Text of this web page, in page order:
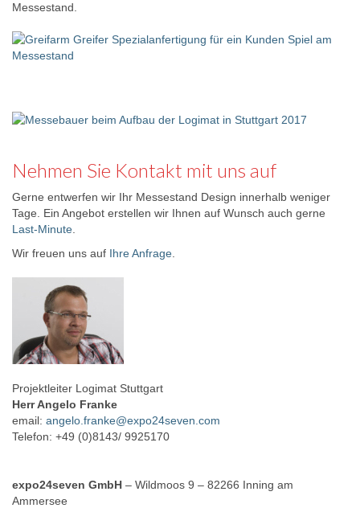
Messestand.
Nehmen Sie Kontakt mit uns auf
Gerne entwerfen wir Ihr Messestand Design innerhalb weniger
Tage. Ein Angebot erstellen wir Ihnen auf Wunsch auch gerne
Last-Minute
Wir freuen uns auf Ihre Anfrage
Projektleiter Logimat Stuttgart
Herr Angelo Franke
email: angelo.franke@expo24seven.com
Telefon: +49 (0)8143/ 9925170
expo24seven GmbH – Wildmoos 9 – 82266 Inning am
Ammersee